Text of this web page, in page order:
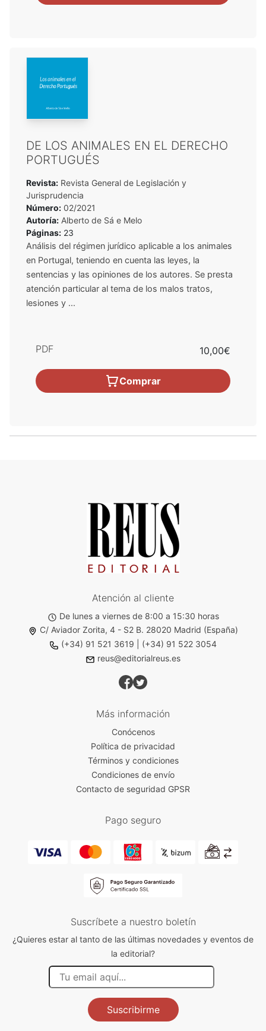
DE LOS ANIMALES EN EL DERECHO
PORTUGUÉS
Revista: Revista General de Legislación y
Jurisprudencia
Número: 02/2021
Autoría: Alberto de Sá e Melo
Páginas: 23
Análisis del régimen jurídico aplicable a los animales
en Portugal, teniendo en cuenta las leyes, la
sentencias y las opiniones de los autores. Se presta
atención particular al tema de los malos tratos,
lesiones y ...
PDF 10,00€
Comprar
Atención al cliente
De lunes a viernes de 8:00 a 15:30 horas
C/ Aviador Zorita, 4 - S2 B. 28020 Madrid (España)
(+34) 91 521 3619
(+34) 91 522 3054
reus@editorialreus.es
Más información
Conócenos
Política de privacidad
Términos y condiciones
Condiciones de envío
Contacto de seguridad GPSR
Pago seguro
Suscríbete a nuestro boletín
¿Quieres estar al tanto de las últimas novedades y eventos de
la editorial?
Suscribirme